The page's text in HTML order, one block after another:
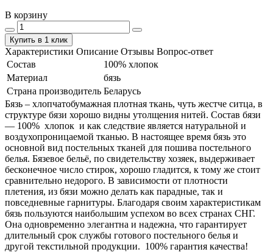
В корзину
Купить в 1 клик
Характеристики Описание Отзывы Вопрос-ответ
Состав
100% хлопок
Материал
бязь
Страна производитель Беларусь
Бязь – хлопчатобумажная плотная ткань, чуть жестче ситца, в
структуре бязи хорошо видны утолщения нитей. Состав бязи
― 100% хлопок и как следствие является натуральной и
воздухопроницаемой тканью. В настоящее время бязь это
основной вид постельных тканей для пошива постельного
белья. Бязевое бельё, по свидетельству хозяек, выдерживает
бесконечное число стирок, хорошо гладится, к тому же стоит
сравнительно недорого. В зависимости от плотности
плетения, из бязи можно делать как парадные, так и
повседневные гарнитуры. Благодаря своим характеристикам
бязь пользуются наибольшим успехом во всех странах СНГ.
Она одновременно элегантна и надежна, что гарантирует
длительный срок службы готового постельного белья и
другой текстильной продукции. 100% гарантия качества!